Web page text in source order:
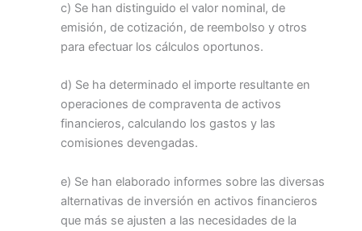
c) Se han distinguido el valor nominal, de
emisión, de cotización, de reembolso y otros
para efectuar los cálculos oportunos.
d) Se ha determinado el importe resultante en
operaciones de compraventa de activos
financieros, calculando los gastos y las
comisiones devengadas.
e) Se han elaborado informes sobre las diversas
alternativas de inversión en activos financieros
que más se ajusten a las necesidades de la